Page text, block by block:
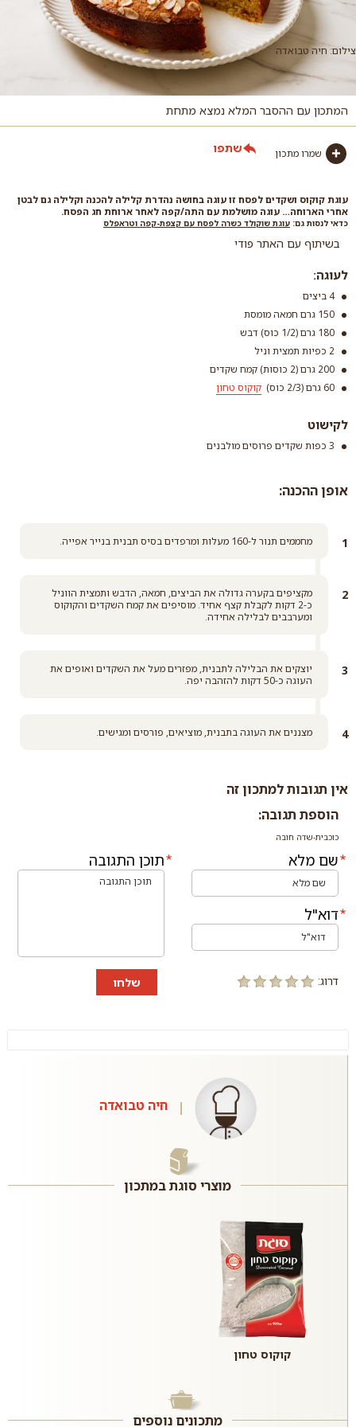
צילום: חיה טבואדה
המתכון עם ההסבר המלא נמצא מתחת
שמרו מתכון שתפו
עוגת קוקוס ושקדים לפסח זו עוגה בחושה נהדרת קלילה להכנה וקלילה גם לבטן
אחרי הארוחה… עוגה מושלמת עם התה/קפה לאחר ארוחת חג הפסח.
כדאי לנסות גם: עוגת שוקולד כשרה לפסח עם קצפת-קפה וטראפלס
בשיתוף עם האתר פודי
לעוגה:
4 ביצים
150 גרם חמאה מומסת
180 גרם (1/2 כוס) דבש
2 כפיות תמצית וניל
200 גרם (2 כוסות) קמח שקדים
60 גרם (2/3 כוס)
קוקוס טחון
לקישוט
3 כפות שקדים פרוסים מולבנים
אופן ההכנה:
מחממים תנור ל-160 מעלות ומרפדים בסיס תבנית בנייר אפייה.
מקציפים בקערה גדולה את הביצים, חמאה, הדבש ותמצית הווניל
כ-2 דקות לקבלת קצף אחיד. מוסיפים את קמח השקדים והקוקוס
ומערבבים לבלילה אחידה.
יוצקים את הבלילה לתבנית, מפזרים מעל את השקדים ואופים את
העוגה כ-50 דקות להזהבה יפה.
מצננים את העוגה בתבנית, מוציאים, פורסים ומגישים.
אין תגובות למתכון זה
הוספת תגובה:
כוכבית-שדה חובה
שם מלא
דוא"ל
תוכן התגובה
דרוג: שלחו
חיה טבואדה
מוצרי סוגת במתכון
קוקוס טחון
מתכונים נוספים